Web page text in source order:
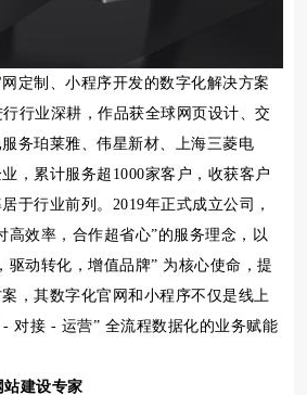
定制、小程序开发的数字化解决方案
行业深耕，作品获全球网页设计、交
务珀莱雅、伟星新材、上海三菱电
，累计服务超1000家客户，收获客户
于行业前列。2019年正式成立公司，
高效率，合作超省心”的服务理念，以
驱动转化，增值品牌” 为核心使命，提
，其数字化官网和小程序不仅是线上
对接 - 运营” 全流程数据化的业务赋能
建设专家